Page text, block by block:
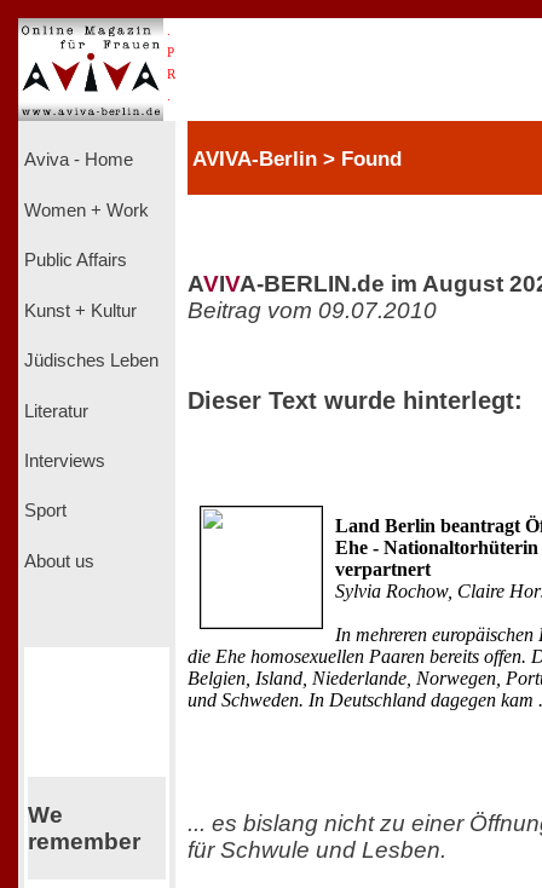
P
R
Aviva - Home
Women + Work
Public Affairs
Kunst + Kultur
Jüdisches Leben
Literatur
Interviews
Sport
About us
We
remember
AVIVA-Berlin > Found
AVIVA-BERLIN.de im August
Beitrag vom 09.07.2010
Dieser Text wurde hinterlegt:
Land Berlin beantragt
Ehe - Nationaltorhüterin
verpartnert
Sylvia Rochow, Claire
In mehreren europäischen
die Ehe homosexuellen Paaren bereits offen.
Belgien, Island, Niederlande, Norwegen,
und Schweden. In Deutschland dagegen kam
... es bislang nicht zu einer
für Schwule und Lesben.